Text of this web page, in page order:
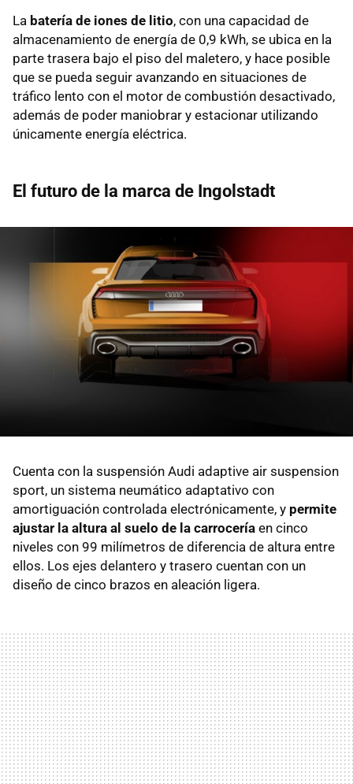
La batería de iones de litio, con una capacidad de
almacenamiento de energía de 0,9 kWh, se ubica en la
parte trasera bajo el piso del maletero, y hace posible
que se pueda seguir avanzando en situaciones de
tráfico lento con el motor de combustión desactivado,
además de poder maniobrar y estacionar utilizando
únicamente energía eléctrica.
El futuro de la marca de Ingolstadt
Cuenta con la suspensión Audi adaptive air suspension
sport, un sistema neumático adaptativo con
amortiguación controlada electrónicamente, y permite
ajustar la altura al suelo de la carrocería en cinco
niveles con 99 milímetros de diferencia de altura entre
ellos. Los ejes delantero y trasero cuentan con un
diseño de cinco brazos en aleación ligera.